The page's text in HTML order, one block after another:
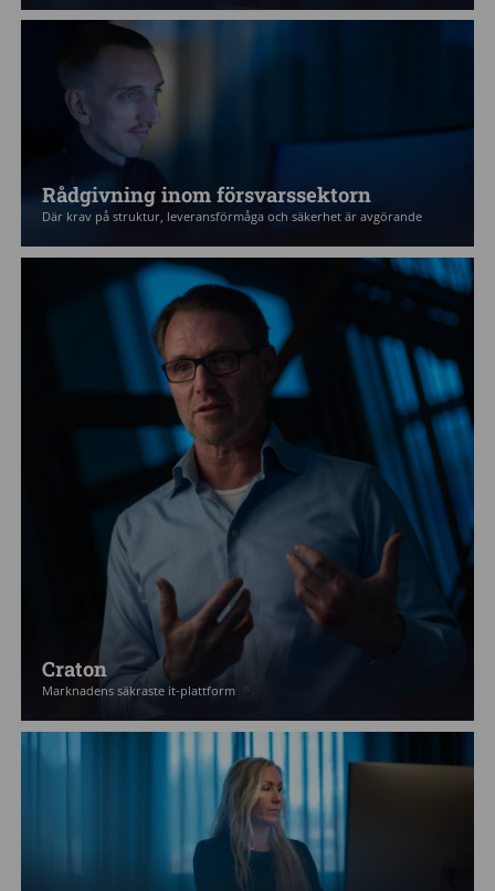
Rådgivning inom försvarssektorn
Där krav på struktur, leveransförmåga och säkerhet är avgörande
Craton
Marknadens säkraste it-plattform